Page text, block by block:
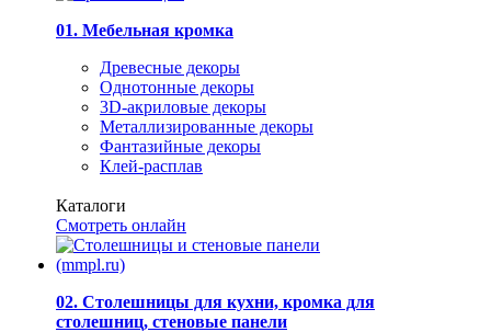
01. Мебельная кромка
Древесные декоры
Однотонные декоры
3D-акриловые декоры
Металлизированные декоры
Фантазийные декоры
Клей-расплав
Каталоги
Смотреть онлайн
02. Столешницы для кухни, кромка для
столешниц, стеновые панели